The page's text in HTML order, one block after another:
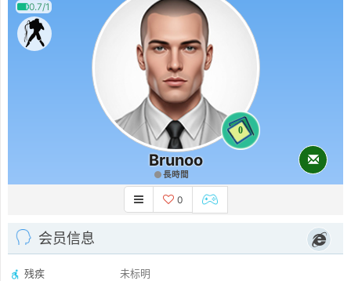
0.7/1
0
Brunoo
長時間
0
会员信息
残疾
未标明